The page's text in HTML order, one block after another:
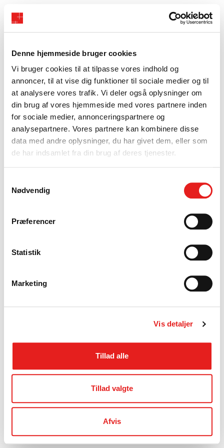
Denne hjemmeside bruger cookies
Vi bruger cookies til at tilpasse vores indhold og
annoncer, til at vise dig funktioner til sociale medier og til
at analysere vores trafik. Vi deler også oplysninger om
din brug af vores hjemmeside med vores partnere inden
for sociale medier, annonceringspartnere og
analysepartnere. Vores partnere kan kombinere disse
data med andre oplysninger, du har givet dem, eller som
de har indsamlet fra din brug af deres tjenester.
Nødvendig
Præferencer
Statistik
Marketing
Vis detaljer
Tillad alle
Tillad valgte
Afvis